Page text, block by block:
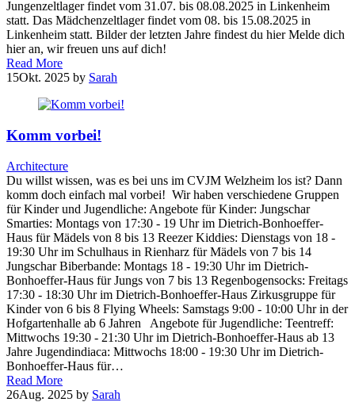
Jungenzeltlager findet vom 31.07. bis 08.08.2025 in Linkenheim
statt. Das Mädchenzeltlager findet vom 08. bis 15.08.2025 in
Linkenheim statt. Bilder der letzten Jahre findest du hier Melde dich
hier an, wir freuen uns auf dich!
Read More
15Okt. 2025 by Sarah
Komm vorbei!
Architecture
Du willst wissen, was es bei uns im CVJM Welzheim los ist? Dann
komm doch einfach mal vorbei! Wir haben verschiedene Gruppen
für Kinder und Jugendliche: Angebote für Kinder: Jungschar
Smarties: Montags von 17:30 - 19 Uhr im Dietrich-Bonhoeffer-
Haus für Mädels von 8 bis 13 Reezer Kiddies: Dienstags von 18 -
19:30 Uhr im Schulhaus in Rienharz für Mädels von 7 bis 14
Jungschar Biberbande: Montags 18 - 19:30 Uhr im Dietrich-
Bonhoeffer-Haus für Jungs von 7 bis 13 Regenbogensocks: Freitags
17:30 - 18:30 Uhr im Dietrich-Bonhoeffer-Haus Zirkusgruppe für
Kinder von 6 bis 8 Flying Wheels: Samstags 9:00 - 10:00 Uhr in der
Hofgartenhalle ab 6 Jahren Angebote für Jugendliche: Teentreff:
Mittwochs 19:30 - 21:30 Uhr im Dietrich-Bonhoeffer-Haus ab 13
Jahre Jugendindiaca: Mittwochs 18:00 - 19:30 Uhr im Dietrich-
Bonhoeffer-Haus für…
Read More
26Aug. 2025 by Sarah